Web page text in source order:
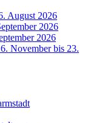
August 2026
2026
2026
November bis 23.